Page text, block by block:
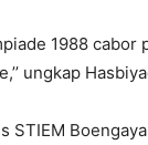
1988 cabor
ungkap
STIEM